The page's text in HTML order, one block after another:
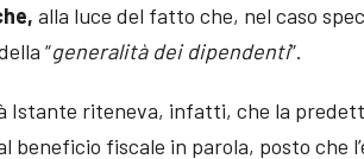
alla luce del fatto che, nel caso
“generalità dei dipendenti”.
Istante riteneva, infatti, che la
al beneficio fiscale in parola, posto che